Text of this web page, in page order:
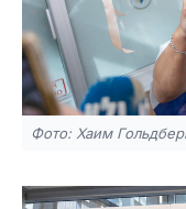
Фото: Хаим